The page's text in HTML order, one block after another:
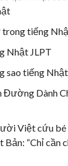
tiếng
Nhật JLPT
sao tiếng Nhật
Đường Dành
Việt cứu
“Chỉ cần